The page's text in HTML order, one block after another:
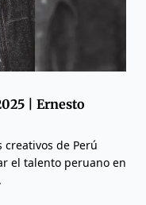
| Ernesto
creativos de Perú
el talento peruano en